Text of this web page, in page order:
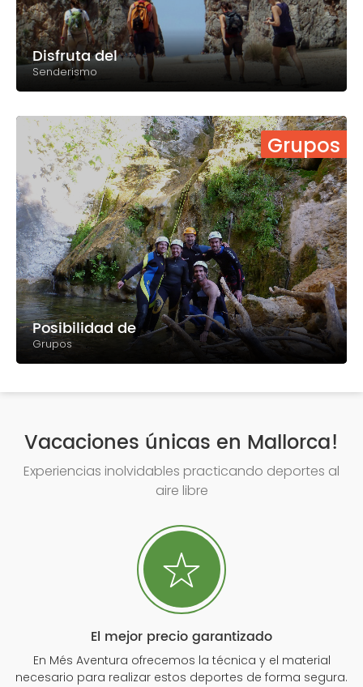
Disfruta del
Senderismo
Grupos
Posibilidad de
Grupos
Vacaciones únicas en Mallorca!
Experiencias inolvidables practicando deportes al
aire libre
El mejor precio garantizado
En Més Aventura ofrecemos la técnica y el material
necesario para realizar estos deportes de forma segura.